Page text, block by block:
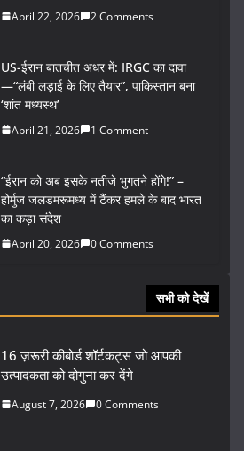
April 22, 2026 2 Comments
US-ईरान बातचीत अधर में: IRGC का दावा
—“लंबी लड़ाई के लिए तैयार”, पाकिस्तान बना
‘शांत मध्यस्थ’
April 21, 2026 1 Comment
“ईरान को अब इसके नतीजे भुगतने होंगे!” –
होर्मुज जलडमरूमध्य में टैंकर हमले के बाद भारत
का कड़ा संदेश
April 20, 2026 0 Comments
सभी को देखें
16 ज़रूरी कीबोर्ड शॉर्टकट्स जो आपकी
उत्पादकता को दोगुना कर देंगे
August 7, 2026 0 Comments